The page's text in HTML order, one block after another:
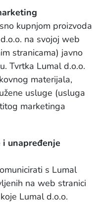
kupnjom proizvoda
na svojoj web
stranicama) javno
Tvrtka Lumal d.o.o.
materijala,
usluge (usluga
marketinga
unapređenje
s Lumal
na web stranici
Lumal d.o.o.